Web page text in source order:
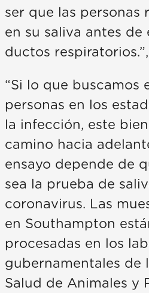
ser que las personas
en su saliva antes de
ductos
“Si lo que buscamos
personas en los
la infección, este
camino hacia
ensayo depende de
sea la prueba de
coronavirus. Las
en Southampton
procesadas en los
gubernamentales de
Salud de Animales y